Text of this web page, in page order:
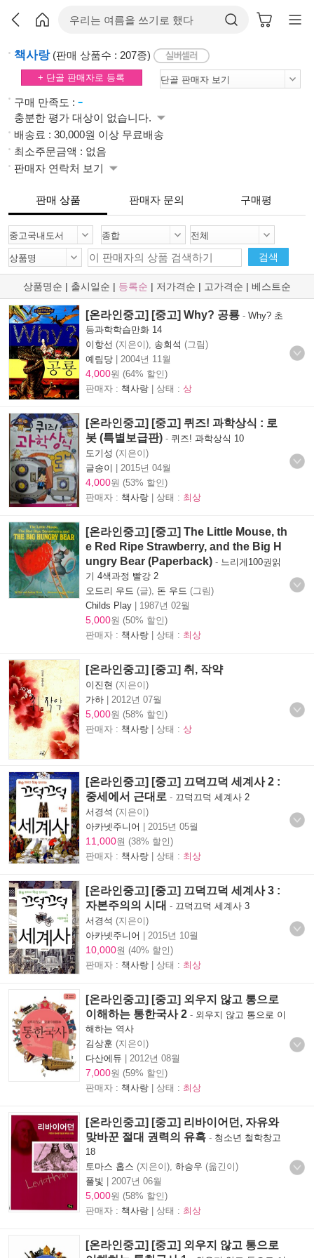
책사랑(판매 상품수 : 207종)
+ 단골 판매자로 등록
구매 만족도 : -
충분한 평가 대상이 없습니다.
배송료 : 30,000원 이상 무료배송
최소주문금액 : 없음
판매자 연락처 보기
판매 상품 판매자 문의 구매평
검색
상품명순 | 출시일순 | 등록순 | 저가격순 | 고가격순 | 베스트순
[온라인중고] [중고] Why? 공룡 - Why? 초
등과학학습만화 14
이항선 (지은이), 송회석 (그림)
예림당 | 2004년 11월
4,000원 (64% 할인)
판매자 : 책사랑 | 상태 : 상
[온라인중고] [중고] 퀴즈! 과학상식 : 로
봇 (특별보급판) - 퀴즈! 과학상식 10
도기성 (지은이)
글송이 | 2015년 04월
4,000원 (53% 할인)
판매자 : 책사랑 | 상태 : 최상
[온라인중고] [중고] The Little Mouse, th
e Red Ripe Strawberry, and the Big H
ungry Bear (Paperback) - 느리게100권읽
기 4색과정 빨강 2
오드리 우드 (글), 돈 우드 (그림)
Childs Play | 1987년 02월
5,000원 (50% 할인)
판매자 : 책사랑 | 상태 : 최상
[온라인중고] [중고] 취, 작약
이진현 (지은이)
가하 | 2012년 07월
5,000원 (58% 할인)
판매자 : 책사랑 | 상태 : 상
[온라인중고] [중고] 끄덕끄덕 세계사 2 :
중세에서 근대로 - 끄덕끄덕 세계사 2
서경석 (지은이)
아카넷주니어 | 2015년 05월
11,000원 (38% 할인)
판매자 : 책사랑 | 상태 : 최상
[온라인중고] [중고] 끄덕끄덕 세계사 3 :
자본주의의 시대 - 끄덕끄덕 세계사 3
서경석 (지은이)
아카넷주니어 | 2015년 10월
10,000원 (40% 할인)
판매자 : 책사랑 | 상태 : 최상
[온라인중고] [중고] 외우지 않고 통으로
이해하는 통한국사 2 - 외우지 않고 통으로 이
해하는 역사
김상훈 (지은이)
다산에듀 | 2012년 08월
7,000원 (59% 할인)
판매자 : 책사랑 | 상태 : 최상
[온라인중고] [중고] 리바이어던, 자유와
맞바꾼 절대 권력의 유혹 - 청소년 철학창고
18
토마스 홉스 (지은이), 하승우 (옮긴이)
풀빛 | 2007년 06월
5,000원 (58% 할인)
판매자 : 책사랑 | 상태 : 최상
[온라인중고] [중고] 외우지 않고 통으로